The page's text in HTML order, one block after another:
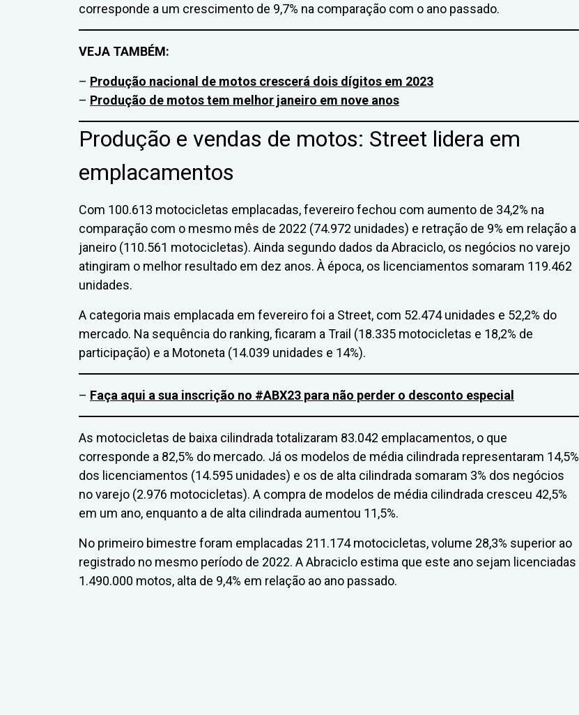
corresponde a um crescimento de 9,7% na comparação com o ano passado.
VEJA TAMBÉM:
– Produção nacional de motos crescerá dois dígitos em 2023
– Produção de motos tem melhor janeiro em nove anos
Produção e vendas de motos: Street lidera em
emplacamentos
Com 100.613 motocicletas emplacadas, fevereiro fechou com aumento de 34,2% na
comparação com o mesmo mês de 2022 (74.972 unidades) e retração de 9% em relação a
janeiro (110.561 motocicletas). Ainda segundo dados da Abraciclo, os negócios no varejo
atingiram o melhor resultado em dez anos. À época, os licenciamentos somaram 119.462
unidades.
A categoria mais emplacada em fevereiro foi a Street, com 52.474 unidades e 52,2% do
mercado. Na sequência do ranking, ficaram a Trail (18.335 motocicletas e 18,2% de
participação) e a Motoneta (14.039 unidades e 14%).
– Faça aqui a sua inscrição no #ABX23 para não perder o desconto especial
As motocicletas de baixa cilindrada totalizaram 83.042 emplacamentos, o que
corresponde a 82,5% do mercado. Já os modelos de média cilindrada representaram 14,5%
dos licenciamentos (14.595 unidades) e os de alta cilindrada somaram 3% dos negócios
no varejo (2.976 motocicletas). A compra de modelos de média cilindrada cresceu 42,5%
em um ano, enquanto a de alta cilindrada aumentou 11,5%.
No primeiro bimestre foram emplacadas 211.174 motocicletas, volume 28,3% superior ao
registrado no mesmo período de 2022. A Abraciclo estima que este ano sejam licenciadas
1.490.000 motos, alta de 9,4% em relação ao ano passado.